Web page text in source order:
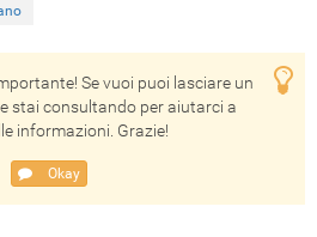
Se vuoi puoi lasciare un
stai consultando per aiutarci a
informazioni. Grazie!
Okay